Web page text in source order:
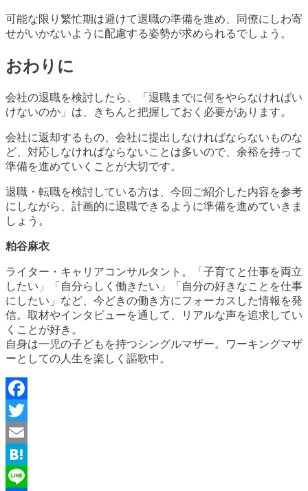
可能な限り繁忙期は避けて退職の準備を進め、同僚にしわ寄
せがいかないように配慮する姿勢が求められるでしょう。
おわりに
会社の退職を検討したら、「退職までに何をやらなければい
けないのか」は、きちんと把握しておく必要があります。
会社に返却するもの、会社に提出しなければならないものな
ど、対応しなければならないことは多いので、余裕を持って
準備を進めていくことが大切です。
退職・転職を検討している方は、今回ご紹介した内容を参考
にしながら、計画的に退職できるように準備を進めていきま
しょう。
粕谷麻衣
ライター・キャリアコンサルタント。「子育てと仕事を両立
したい」「自分らしく働きたい」「自分の好きなことを仕事
にしたい」など、今どきの働き方にフォーカスした情報を発
信。取材やインタビューを通して、リアルな声を追求してい
くことが好き。
自身は一児の子どもを持つシングルマザー。ワーキングマザ
ーとしての人生を楽しく謳歌中。
Facebook
Twitter
Email
Hatena